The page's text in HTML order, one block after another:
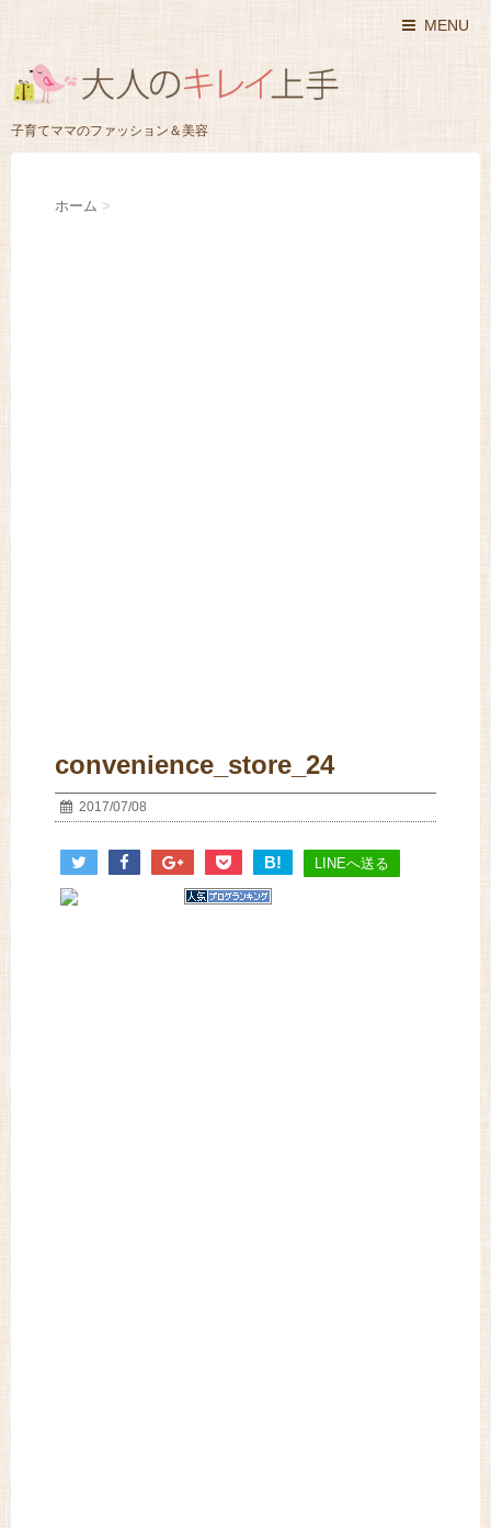
MENU
子育てママのファッション＆美容
ホーム >
convenience_store_24
2017/07/08
B! LINEへ送る